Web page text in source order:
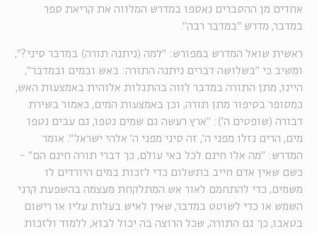
אחדים מן ההסברים נאספו במדרש המלווה את קריאת ספר
במדבר, מדרש "במדבר רבה".
ראשית שואל המדרש במפורש: "למה (ניתנה תורה) במדבר סיני?",
ומשיב כי "בשלושה דברים ניתנה התורה: באש ובמים ובמדבר",
היינו, מתן התורה במדבר לוּוה בהתגלות אלוהית באמצעות האש,
כמסופר בסיפור מתן תורה, וכן באמצעות המים, כאמור בשירת
דבורה (שופטים ה'): "ארץ רעשה גם שמים נטפו, גם עבים נטפו
מים, הרים נזלו מפני ה', זה סיני מפני ה' אלהי ישראל". אומר
המדרש: "מה אלו חינם לכל באי עולם, כך דברי תורה חינם הם" -
כשם שאין אדם חייב בתשלום כדי לזכות במים היורדים לו
משמים, כדי להתחמם לאור אש המתלקחת מעצמה בהשפעת קרני
השמש או כדי לשוטט במדבר, שאין לאיש בעלות עליו או רישום
בטאבו, כך גם התורה, שכל הרוצה בה יכול לבוא, ללמוד ולזכות